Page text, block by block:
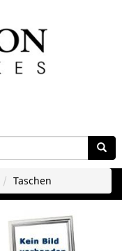
Taschen